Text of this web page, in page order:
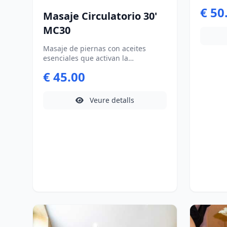
Masaje Circulatorio 30'
MC30
Masaje de piernas con aceites
esenciales que activan la
€ 45.00
Veure detalls
€